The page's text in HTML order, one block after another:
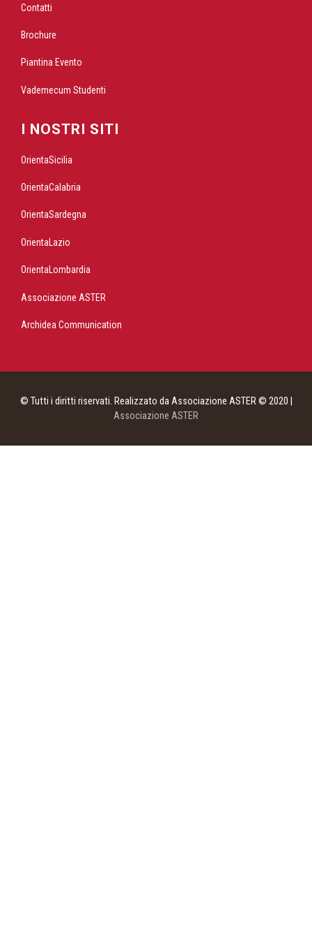
Contatti
Brochure
Piantina Evento
Vademecum Studenti
I NOSTRI SITI
OrientaSicilia
OrientaCalabria
OrientaSardegna
OrientaLazio
OrientaLombardia
Associazione ASTER
Archidea Communication
© Tutti i diritti riservati. Realizzato da Associazione ASTER © 2020 |
Associazione ASTER